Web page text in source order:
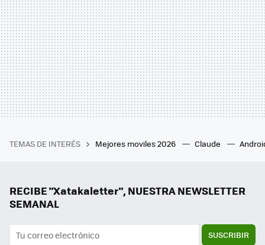
TEMAS DE INTERÉS Mejores moviles 2026 Claude
RECIBE "Xatakaletter", NUESTRA NEWSLETTER
SEMANAL
SUSCRIBIR